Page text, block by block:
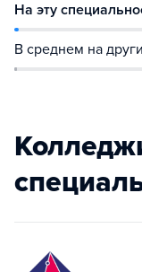
На эту
В среднем на